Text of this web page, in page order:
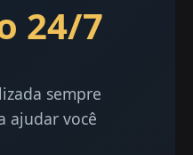
24/7
sempre
ajudar você